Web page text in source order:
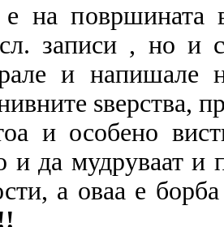
на површината
записи , но и
и напишале
ѕверства,
и особено
да мудруваат и
а оваа е